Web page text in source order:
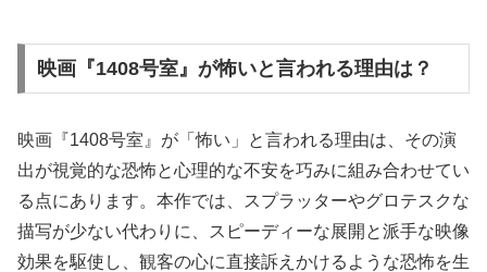
映画『1408号室』が怖いと言われる理由は？
映画『1408号室』が「怖い」と言われる理由は、その演
出が視覚的な恐怖と心理的な不安を巧みに組み合わせてい
る点にあります。本作では、スプラッターやグロテスクな
描写が少ない代わりに、スピーディーな展開と派手な映像
効果を駆使し、観客の心に直接訴えかけるような恐怖を生